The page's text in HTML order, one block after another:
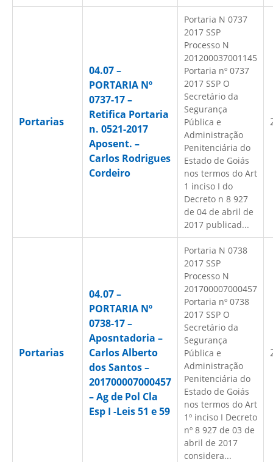
Portarias
04.07 –
PORTARIA Nº
0737-17 –
Retifica Portaria
n. 0521-2017
Aposent. –
Carlos Rodrigues
Cordeiro
Portaria N 0737
2017 SSP
Processo N
201200037001145
Portaria nº 0737
2017 SSP O
Secretário da
Segurança
Pública e
Administração
Penitenciária do
Estado de Goiás
nos termos do Art
1 inciso I do
Decreto n 8 927
de 04 de abril de
2017 publicad...
Portarias
04.07 –
PORTARIA Nº
0738-17 –
Aposntadoria –
Carlos Alberto
dos Santos –
201700007000457
– Ag de Pol Cla
Esp I -Leis 51 e 59
Portaria N 0738
2017 SSP
Processo N
201700007000457
Portaria nº 0738
2017 SSP O
Secretário da
Segurança
Pública e
Administração
Penitenciária do
Estado de Goiás
nos termos do Art
1º inciso I Decreto
nº 8 927 de 03 de
abril de 2017
considera...